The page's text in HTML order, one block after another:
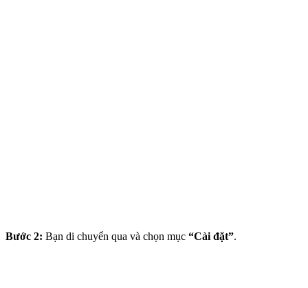
Bước 2: Bạn di chuyển qua và chọn mục “Cài đặt”.